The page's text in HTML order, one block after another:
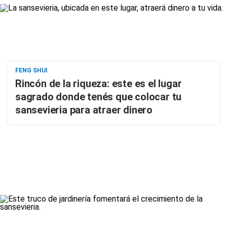
FENG SHUI
Rincón de la riqueza: este es el lugar
sagrado donde tenés que colocar tu
sansevieria para atraer dinero